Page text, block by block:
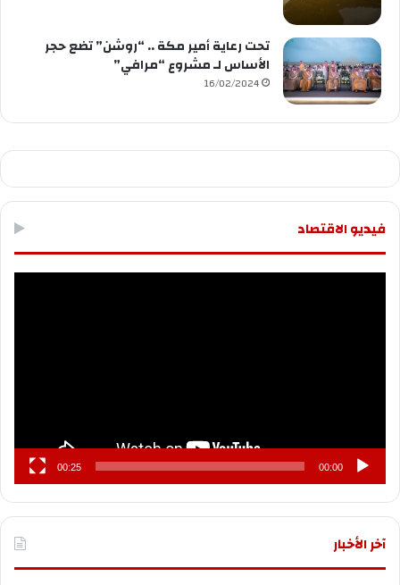
تحت رعاية أمير مكة .. “روشن” تضع حجر
الأساس لـ مشروع “مرافي”
16/02/2024
فيديو الاقتصاد
00:00
00:25
آخر الأخبار